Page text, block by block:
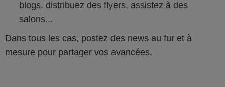
blogs, distribuez des flyers, assistez à des
salons...
Dans tous les cas, postez des news au fur et à
mesure pour partager vos avancées.